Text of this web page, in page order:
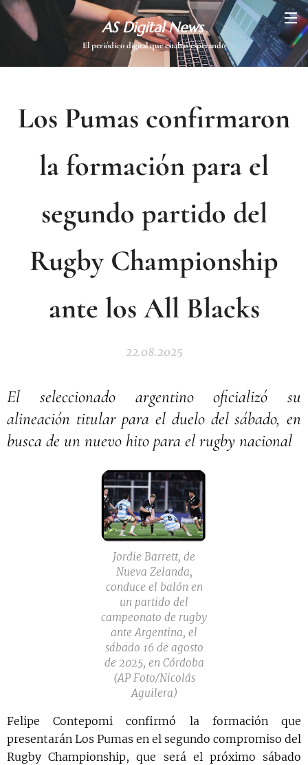
AS Digital News
El periódico digital que estabas esperando
Los Pumas confirmaron
la formación para el
segundo partido del
Rugby Championship
ante los All Blacks
22.08.2025
El seleccionado argentino oficializó su
alineación titular para el duelo del sábado, en
busca de un nuevo hito para el rugby nacional
Jordie Barrett, de
Nueva Zelanda,
conduce el balón en
un partido del
campeonato de rugby
ante Argentina, el
sábado 16 de agosto
de 2025, en Córdoba
(AP Foto/Nicolás
Aguilera)
Felipe Contepomi confirmó la formación que
presentarán Los Pumas en el segundo compromiso del
Rugby Championship, que será el próximo sábado